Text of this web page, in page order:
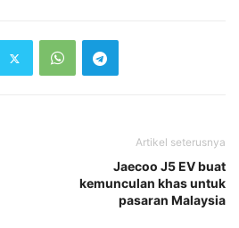
Artikel seterusnya
Jaecoo J5 EV buat
kemunculan khas untuk
pasaran Malaysia